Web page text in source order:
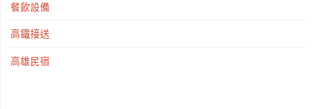
餐飲設備
高鐵接送
高雄民宿